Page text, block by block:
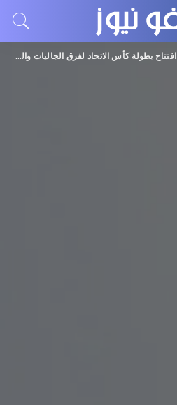
افتتاح بطولة كأس الاتحاد لفرق الجاليات والمؤسسات للشطرنج